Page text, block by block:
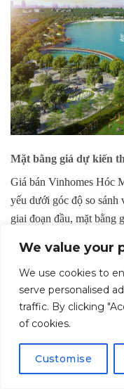
We value your
We use cookies to
serve personalised
traffic. By clicking
of cookies.
Customise
Mặt bằng giá dự kiến
Giá bán Vinhomes Hóc
yếu dưới góc độ so
giai đoạn đầu, mặt bằng
phẩm nhà phố và
đô thị và mật độ cư dân
Nhìn tổng thể, khu Tây
địa tăng trưởng về giá
sẽ chịu tác động bởi
phân khu, tiến độ hoàn